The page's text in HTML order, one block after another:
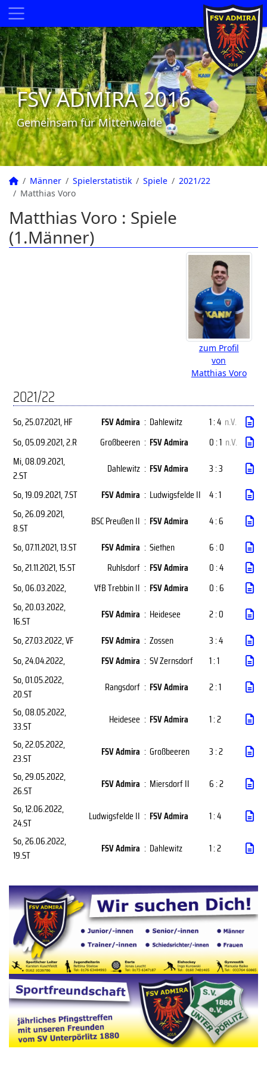
FSV ADMIRA 2016
Gemeinsam für Mittenwalde
Männer Spielerstatistik Spiele
2021/22
Matthias Voro
Matthias Voro : Spiele
(1.Männer)
zum Profil
von
Matthias Voro
2021/22
So, 25.07.2021, HF FSV Admira : Dahlewitz 1 : 4 n.V.
So, 05.09.2021, 2.R Großbeeren : FSV Admira 0 : 1 n.V.
Mi, 08.09.2021,
2.ST
Dahlewitz : FSV Admira
3 : 3
So, 19.09.2021, 7.ST FSV Admira : Ludwigsfelde II 4 : 1
So, 26.09.2021,
8.ST
BSC Preußen II : FSV Admira
4 : 6
So, 07.11.2021, 13.ST FSV Admira : Siethen
6 : 0
So, 21.11.2021, 15.ST Ruhlsdorf : FSV Admira
0 : 4
So, 06.03.2022, VfB Trebbin II : FSV Admira
0 : 6
So, 20.03.2022,
16.ST
FSV Admira : Heidesee
2 : 0
So, 27.03.2022, VF FSV Admira : Zossen
3 : 4
So, 24.04.2022, FSV Admira : SV Zernsdorf
1 : 1
So, 01.05.2022,
20.ST
Rangsdorf : FSV Admira
2 : 1
So, 08.05.2022,
33.ST
Heidesee : FSV Admira
1 : 2
So, 22.05.2022,
23.ST
FSV Admira : Großbeeren
3 : 2
So, 29.05.2022,
26.ST
FSV Admira : Miersdorf II
6 : 2
So, 12.06.2022,
24.ST
Ludwigsfelde II : FSV Admira
1 : 4
So, 26.06.2022,
19.ST
FSV Admira : Dahlewitz 1 : 2